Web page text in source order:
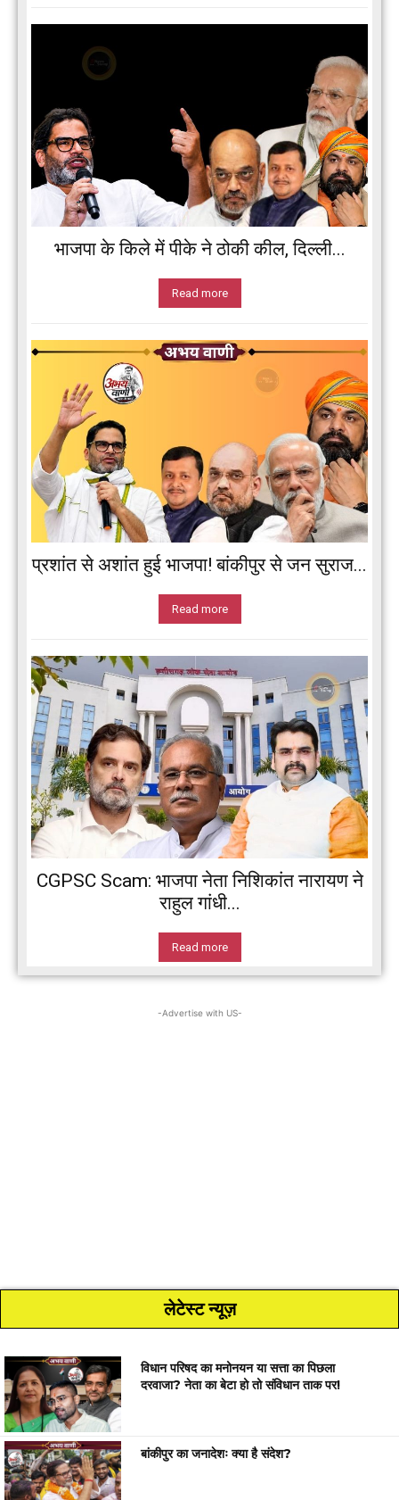
भाजपा के किले में पीके ने ठोकी कील, दिल्ली...
Read more
प्रशांत से अशांत हुई भाजपा! बांकीपुर से जन सुराज...
Read more
CGPSC Scam: भाजपा नेता निशिकांत नारायण ने
राहुल गांधी...
Read more
-Advertise with US-
लेटेस्ट न्यूज़
विधान परिषद का मनोनयन या सत्ता का पिछला
दरवाजा? नेता का बेटा हो तो संविधान ताक पर!
बांकीपुर का जनादेशः क्या है संदेश?